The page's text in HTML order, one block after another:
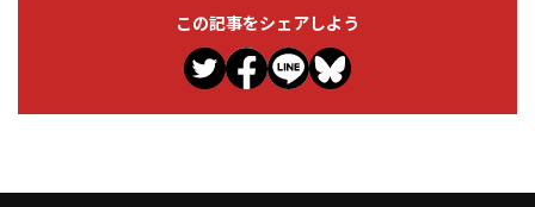
この記事をシェアしよう